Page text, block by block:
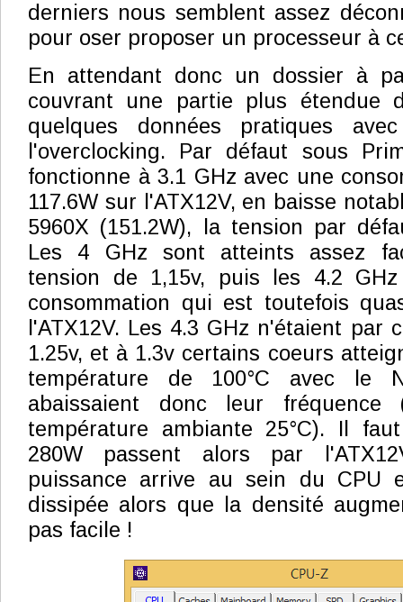
derniers nous semblent assez
pour oser proposer un processeur à
En attendant donc un dossier à
couvrant une partie plus étendue
quelques données pratiques
l'overclocking. Par défaut sous
fonctionne à 3.1 GHz avec une
117.6W sur l'ATX12V, en baisse
5960X (151.2W), la tension par
Les 4 GHz sont atteints assez
tension de 1,15v, puis les 4.2
consommation qui est toutefois
l'ATX12V. Les 4.3 GHz n'étaient par
1.25v, et à 1.3v certains coeurs
température de 100°C avec le
abaissaient donc leur
température ambiante 25°C). Il
280W passent alors par
puissance arrive au sein du
dissipée alors que la densité
pas facile !